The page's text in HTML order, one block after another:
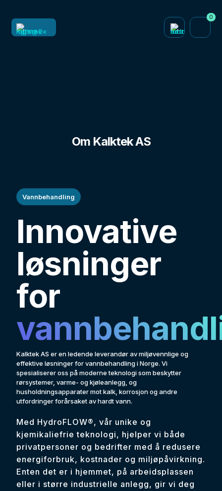
0
Om Kalktek AS
Vannbehandling
Innovative
løsninger
for
Kalktek AS er en ledende leverandør av miljøvennlige og
effektive løsninger for vannbehandling i Norge. Vi
spesialiserer oss på moderne teknologi som beskytter
rørsystemer, varme- og kjøleanlegg, og
husholdningsapparater mot kalk, korrosjon og andre
utfordringer forårsaket av hardt vann.
Med HydroFLOW®, vår unike og
kjemikaliefrie teknologi, hjelper vi både
privatpersoner og bedrifter med å redusere
energiforbruk, kostnader og miljøpåvirkning.
Enten det er i hjemmet, på arbeidsplassen
eller i større industrielle anlegg, gir vi deg